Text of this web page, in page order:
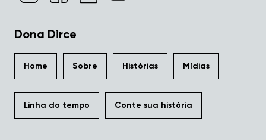
Dona Dirce
Home Sobre Histórias Mídias
Linha do tempo Conte sua história